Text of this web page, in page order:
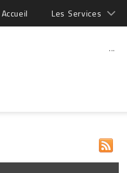
Accueil Les Services
...